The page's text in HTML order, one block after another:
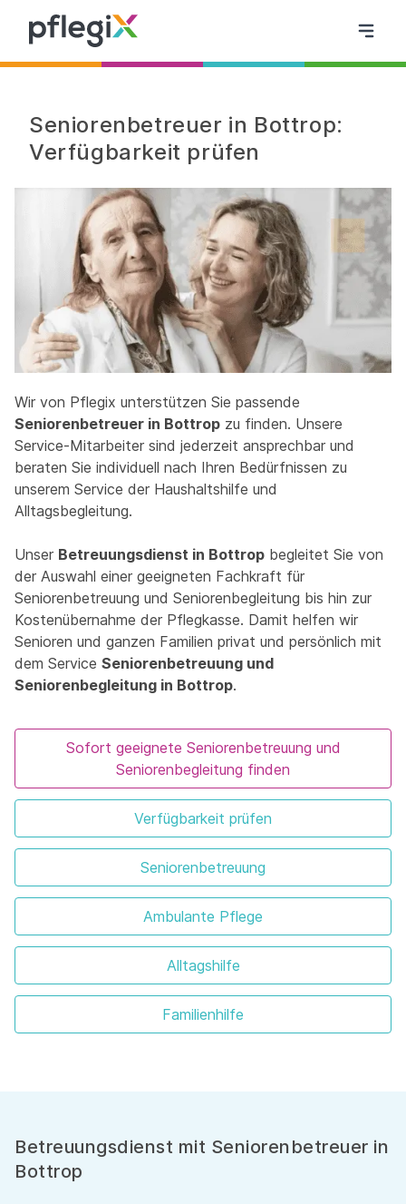
Seniorenbetreuer in Bottrop:
Verfügbarkeit prüfen
Wir von Pflegix unterstützen Sie passende
Seniorenbetreuer in Bottrop zu finden. Unsere
Service-Mitarbeiter sind jederzeit ansprechbar und
beraten Sie individuell nach Ihren Bedürfnissen zu
unserem Service der Haushaltshilfe und
Alltagsbegleitung.
Unser Betreuungsdienst in Bottrop begleitet Sie von
der Auswahl einer geeigneten Fachkraft für
Seniorenbetreuung und Seniorenbegleitung bis hin zur
Kostenübernahme der Pflegkasse. Damit helfen wir
Senioren und ganzen Familien privat und persönlich mit
dem Service Seniorenbetreuung und
Seniorenbegleitung in Bottrop.
Sofort geeignete Seniorenbetreuung und
Seniorenbegleitung finden
Verfügbarkeit prüfen
Seniorenbetreuung
Ambulante Pflege
Alltagshilfe
Familienhilfe
Betreuungsdienst mit Seniorenbetreuer in
Bottrop